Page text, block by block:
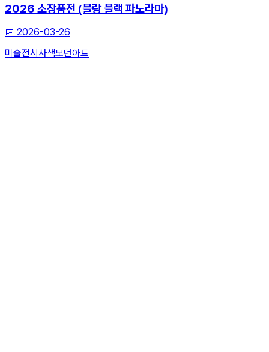
2026 소장품전 (블랑 블랙 파노라마)
📅 2026-03-26
미술전시 사색모던아트